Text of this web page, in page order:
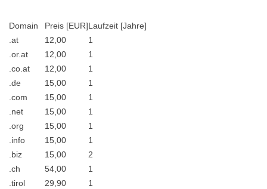
Domain Preis [EUR]Laufzeit [Jahre]
.at
12,00
1
.or.at
12,00
1
.co.at
12,00
1
.de
15,00
1
.com
15,00
1
.net
15,00
1
.org
15,00
1
.info
15,00
1
.biz
15,00
2
.ch
54,00
1
.tirol
29,90
1